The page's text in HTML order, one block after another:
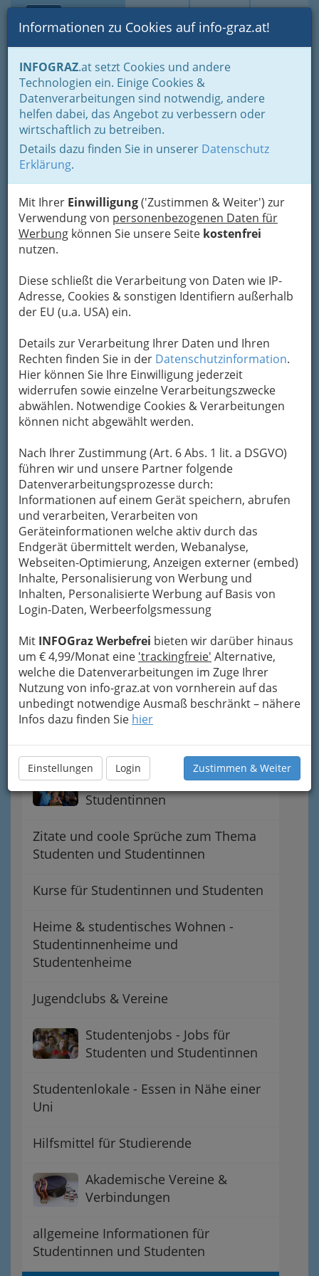
Suche Login Toggle
Informationen zu Cookies auf info-graz.at!
INFOGRAZ.at setzt Cookies und andere
Technologien ein. Einige Cookies &
Datenverarbeitungen sind notwendig, andere
helfen dabei, das Angebot zu verbessern oder
wirtschaftlich zu betreiben.
Details dazu finden Sie in unserer Datenschutz
Erklärung.
Mit Ihrer Einwilligung('Zustimmen & Weiter') zur
Verwendung von personenbezogenen Daten für
Werbung können Sie unsere Seite kostenfrei
nutzen.
Diese schließt die Verarbeitung von Daten wie IP-
Adresse, Cookies & sonstigen Identifiern außerhalb
der EU (u.a. USA) ein.
Details zur Verarbeitung Ihrer Daten und Ihren
Rechten finden Sie in der Datenschutzinformation.
Hier können Sie Ihre Einwilligung jederzeit
widerrufen sowie einzelne Verarbeitungszwecke
abwählen. Notwendige Cookies & Verarbeitungen
können nicht abgewählt werden.
Nach Ihrer Zustimmung (Art. 6 Abs. 1 lit. a DSGVO)
führen wir und unsere Partner folgende
Datenverarbeitungsprozesse durch:
Informationen auf einem Gerät speichern, abrufen
und verarbeiten, Verarbeiten von
Geräteinformationen welche aktiv durch das
Endgerät übermittelt werden, Webanalyse,
Webseiten-Optimierung, Anzeigen externer (embed)
Inhalte, Personalisierung von Werbung und
Inhalten, Personalisierte Werbung auf Basis von
Login-Daten, Werbeerfolgsmessung
Mit INFOGraz Werbefrei bieten wir darüber hinaus
um € 4,99/Monat eine 'trackingfreie' Alternative,
welche die Datenverarbeitungen im Zuge Ihrer
Nutzung von info-graz.at von vornherein auf das
unbedingt notwendige Ausmaß beschränkt – nähere
Infos dazu finden Sie hier
Einstellungen Login Zustimmen & Weiter
Home
Lifestyle
Studieren, Studium: „Student sein in Graz“ - oder Studentin
Auslandspraktika & Stipendien
EUROPASS Berufsbildung
Der Europass ist ein Dokument, das einen
genauen Überblick über die Dauer, die
Erfahungen, Fachinhalte und über die korrekten
Ergebnisse der praktischen Ausbildung gibt.
Damit ist es möglich, die gesammelte
Berufserfahung im Ausland genau ausweisen zu
können und eine verbesserte berufliche Zukuft
zu schaffen.
Was Studierende interessiert
Universität & Forschung
studentische Freizeit
Studentinnenvertretungen &
Studentenvertretungen
Lokale für Studenten und
Studentinnen
Zitate und coole Sprüche zum Thema
Studenten und Studentinnen
Kurse für Studentinnen und Studenten
Heime & studentisches Wohnen -
Studentinnenheime und
Studentenheime
Jugendclubs & Vereine
Studentenjobs - Jobs für
Studenten und Studentinnen
Studentenlokale - Essen in Nähe einer
Uni
Hilfsmittel für Studierende
Akademische Vereine &
Verbindungen
allgemeine Informationen für
Studentinnen und Studenten